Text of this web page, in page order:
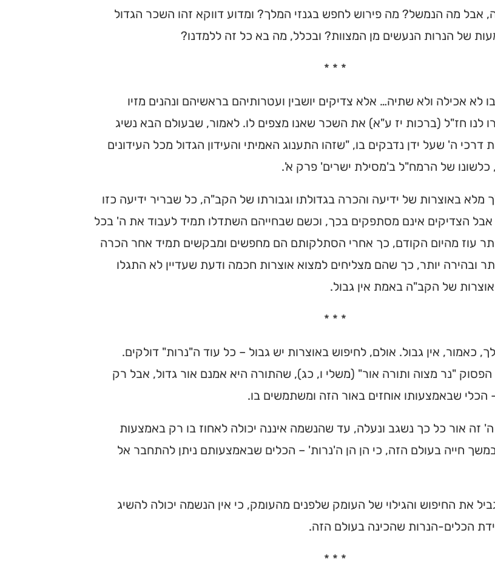
אבל מה הנמשל? מה פירוש לחפש בגנזי המלך? ומדוע דווקא זהו השכר הגדול
של הנרות הנעשים מן המצוות? ובכלל, מה בא כל זה ללמדנו?
* * *
לא אכילה ולא שתיה… אלא צדיקים יושבין ועטרותיהם בראשיהם ונהנים מזיו
לנו חז"ל (ברכות יז ע"א) את השכר שאנו מצפים לו. לאמור, שבעולם הבא נשיג
את דרכי ה' שעל ידן נדבקים בו, "שזהו התענוג האמיתי והעידון הגדול מכל העידונים
כלשונו של הרמח"ל ב'מסילת ישרים' פרק א'.
מלא באוצרות של ידיעה והכרה בגדולתו וגבורתו של הקב"ה, כל שבריר ידיעה כזו
אבל הצדיקים אינם מסתפקים בכך, וכשם שבחייהם השתדלו תמיד לעבוד את ה' בכל
עוז מהיום הקודם, כך אחרי הסתלקותם הם מחפשים ומבקשים תמיד אחר הכרה
ובהירה יותר, כך שהם מצליחים למצוא אוצרות חכמה ודעת שעדיין לא התגלו
של הקב"ה באמת אין גבול.
* * *
כאמור, אין גבול. אולם, לחיפוש באוצרות יש גבול – כל עוד ה"נרות" דולקים.
"נר מצוה ותורה אור" (משלי ו, כג), שהתורה היא אמנם אור גדול, אבל רק
הכלי שבאמצעותו אוחזים באור הזה ומשתמשים בו.
זה אור כל כך נשגב ונעלה, עד שהנשמה איננה יכולה לאחוז בו רק באמצעות
חייה בעולם הזה, כי הן הן ה'נרות' – הכלים שבאמצעותם ניתן להתחבר אל
את החיפוש והגילוי של העומק שלפנים מהעומק, כי אין הנשמה יכולה להשיג
הכלים-הנרות שהכינה בעולם הזה.
* * *